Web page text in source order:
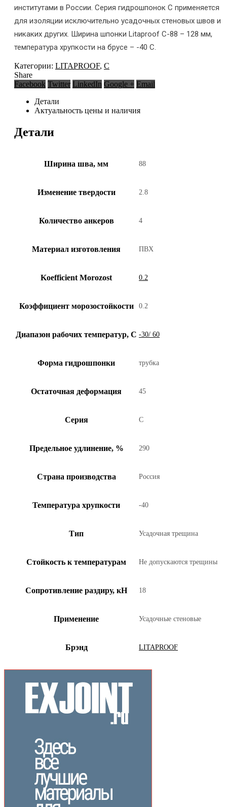
институтами в России. Серия гидрошпонок С применяется
для изоляции исключительно усадочных стеновых швов и
никаких других. Ширина шпонки Litaproof C-88 – 128 мм,
температура хрупкости на брусе – -40 С.
Категории: LITAPROOF, С
Share
Facebook Twitter LinkedIn Google + Email
Детали
Актуальность цены и наличия
Детали
Ширина шва, мм 88
Изменение твердости 2.8
Количество анкеров 4
Материал изготовления ПВХ
Koefficient Morozost 0.2
Коэффициент морозостойкости 0.2
Диапазон рабочих температур, С -30/ 60
Форма гидрошпонки трубка
Остаточная деформация 45
Серия С
Предельное удлинение, % 290
Страна производства Россия
Температура хрупкости -40
Тип Усадочная трещина
Стойкость к температурам Не допускаются трещины
Сопротивление раздиру, кН 18
Применение Усадочные стеновые
Брэнд LITAPROOF